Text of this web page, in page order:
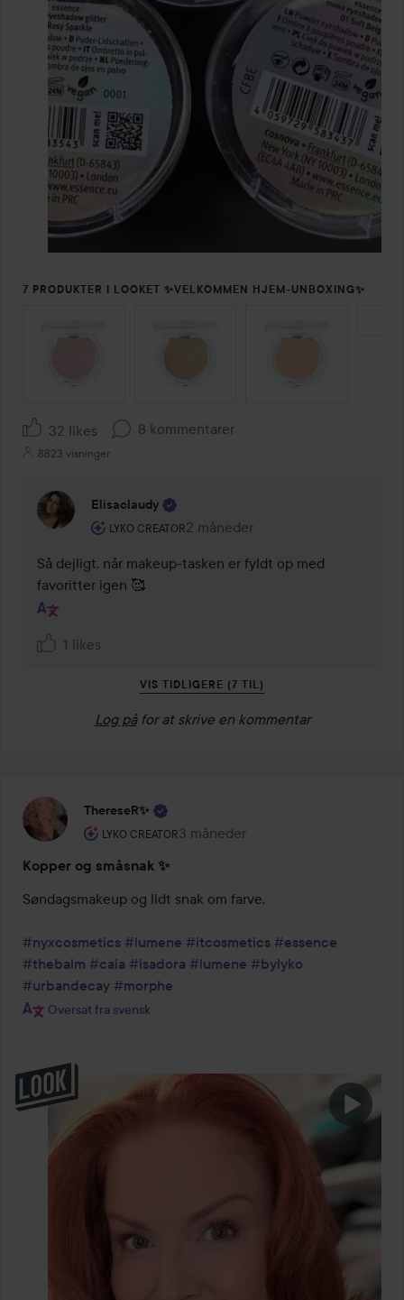
7 PRODUKTER I LOOKET ✨VELKOMMEN HJEM-UNBOXING✨
32 likes 8 kommentarer
8823 visninger
Elisaclaudy
LYKO CREATOR
Brugerens rolle: Lyko Creator.
2 måneder
Kommentaren lades 2 måneder
Så dejligt, når makeup-tasken er fyldt op med
favoritter igen 🥰
1 likes
VIS TIDLIGERE (7 TIL)
Log på for at skrive en kommentar
ThereseR✨
LYKO CREATOR
Brugerens rolle: Lyko Creator.
3 måneder
Posten blev oprettet 3 måneder
Kopper og småsnak ✨
Søndagsmakeup og lidt snak om farve.
#nyxcosmetics #lumene #itcosmetics #essence
#thebalm #caia #isadora #lumene #bylyko
#urbandecay #morphe
Oversat fra svensk